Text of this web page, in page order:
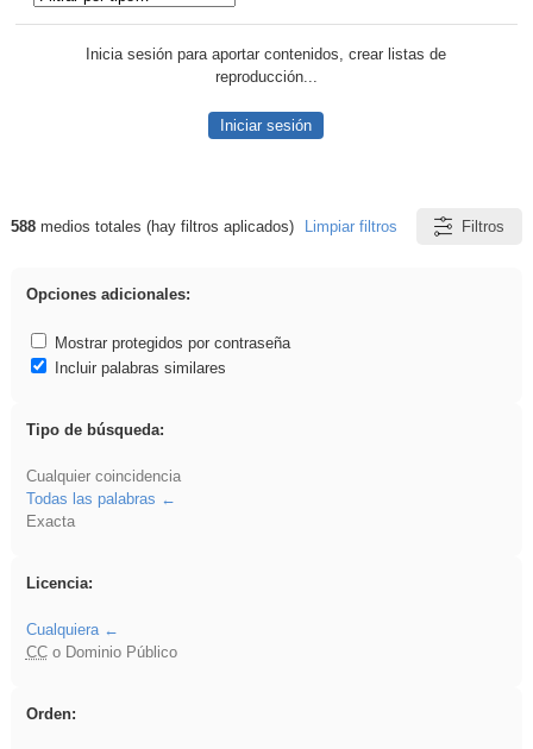
Inicia sesión para aportar contenidos, crear listas de
reproducción...
Iniciar sesión
Resultados de: Comunicación
588medios totales (hay filtros aplicados) Limpiar filtros Filtros
Opciones adicionales:
Mostrar protegidos por contraseña
Incluir palabras similares
Tipo de búsqueda:
Cualquier coincidencia
Todas las palabras
Exacta
Licencia:
Cualquiera
CCo Dominio Público
Orden: